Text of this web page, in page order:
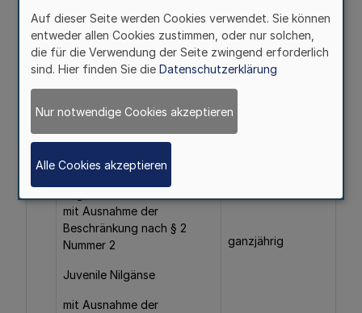
30. April
19. Ringeltauben
vom 1. November
bis 20. Februar
20. Höckerschwäne
vom 1. November
bis 20. Februar
mit Ausnahme der
Beschränkung nach § 2
Nummer 2
Juvenile Nilgänse
mit Ausnahme der
ganzjährig
Auf dieser Seite werden Cookies verwendet. Sie können
entweder allen Cookies zustimmen, oder nur solchen,
die für die Verwendung der Seite zwingend erforderlich
sind. Hier finden Sie die Datenschutzerklärung
Nur notwendige Cookies akzeptieren
Alle Cookies akzeptieren